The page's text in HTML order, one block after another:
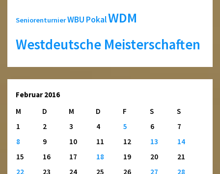
SeniorenturnierWBU PokalWDM
Westdeutsche Meisterschaften
Februar 2016
M
D M D F S
S
1
2 3 4 5 6
7
8
9 10 11 12 13
14
15
16 17 18 19 20
21
22
23 24 25 26 27
28